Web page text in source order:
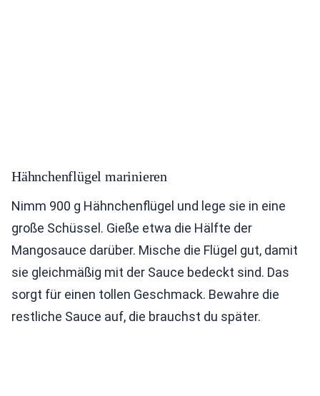
Hähnchenflügel marinieren
Nimm 900 g Hähnchenflügel und lege sie in eine
große Schüssel. Gieße etwa die Hälfte der
Mangosauce darüber. Mische die Flügel gut, damit
sie gleichmäßig mit der Sauce bedeckt sind. Das
sorgt für einen tollen Geschmack. Bewahre die
restliche Sauce auf, die brauchst du später.